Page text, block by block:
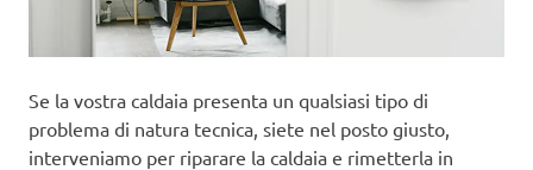
Se la vostra caldaia presenta un qualsiasi tipo di
problema di natura tecnica, siete nel posto giusto,
interveniamo per riparare la caldaia e rimetterla in